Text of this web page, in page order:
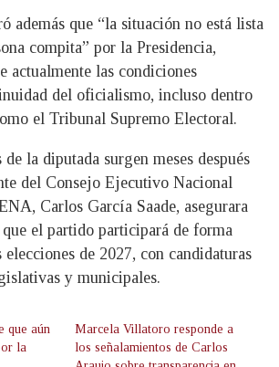
además que “la situación no está lista
compita” por la Presidencia,
actualmente las condiciones
del oficialismo, incluso dentro
el Tribunal Supremo Electoral.
la diputada surgen meses después
del Consejo Ejecutivo Nacional
Carlos García Saade, asegurara
que el partido participará de forma
elecciones de 2027, con candidaturas
y municipales.
que aún
la
Marcela Villatoro responde a
los señalamientos de Carlos